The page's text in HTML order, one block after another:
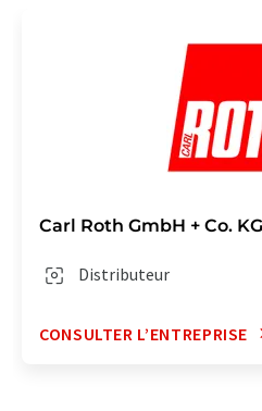
Carl Roth GmbH + Co. KG
Distributeur
CONSULTER L’ENTREPRISE